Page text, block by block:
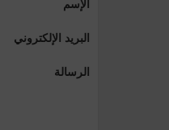
البريد الإلكتروني
الرسالة